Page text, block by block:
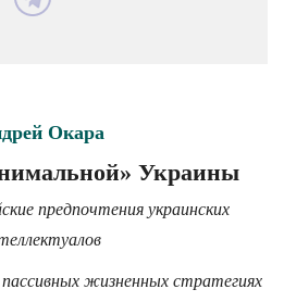
Окара
Украины
предпочтения украинских
жизненных стратегиях